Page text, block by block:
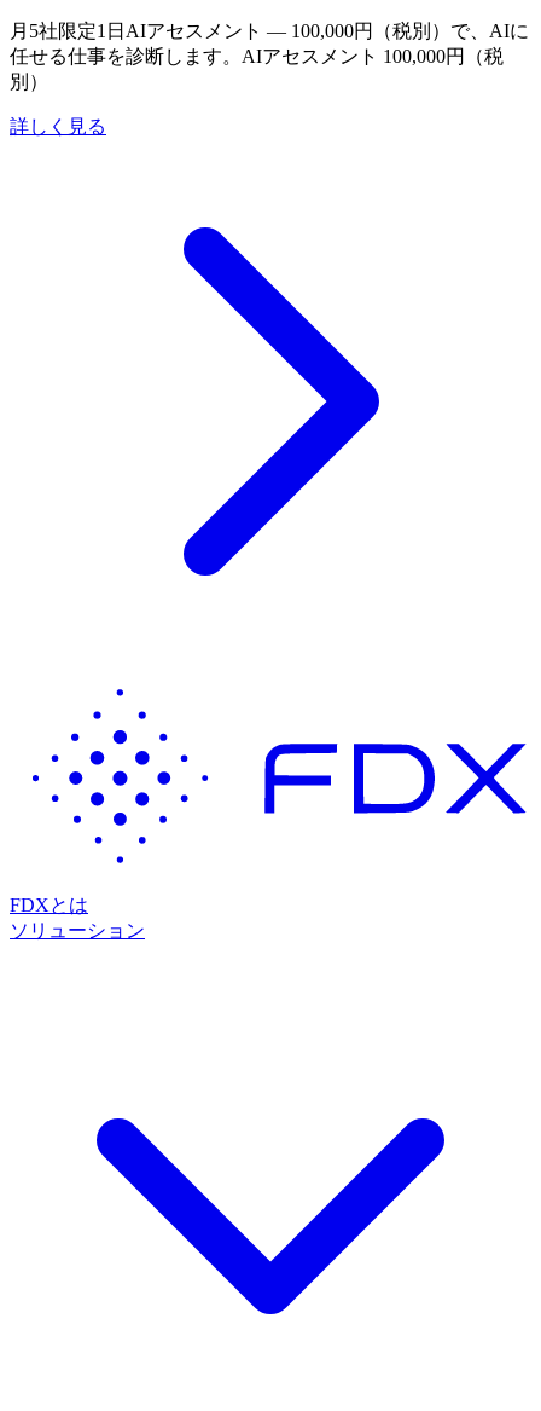
月5社限定1日AIアセスメント — 100,000円（税別）で、AIに
任せる仕事を診断します。 AIアセスメント 100,000円（税
別）
詳しく見る
FDXとは
ソリューション